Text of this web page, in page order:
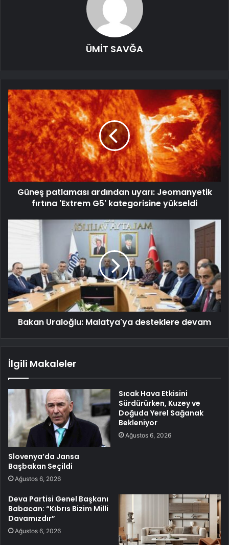
ÜMİT SAVĞA
Güneş patlaması ardından uyarı: Jeomanyetik
fırtına 'Extrem G5' kategorisine yükseldi
Bakan Uraloğlu: Malatya'ya desteklere devam
İlgili Makaleler
Slovenya’da Jansa
Başbakan Seçildi
Ağustos 6, 2026
Sıcak Hava Etkisini
Sürdürürken, Kuzey ve
Doğuda Yerel Sağanak
Bekleniyor
Ağustos 6, 2026
Deva Partisi Genel Başkanı
Babacan: “Kıbrıs Bizim Milli
Davamızdır”
Ağustos 6, 2026